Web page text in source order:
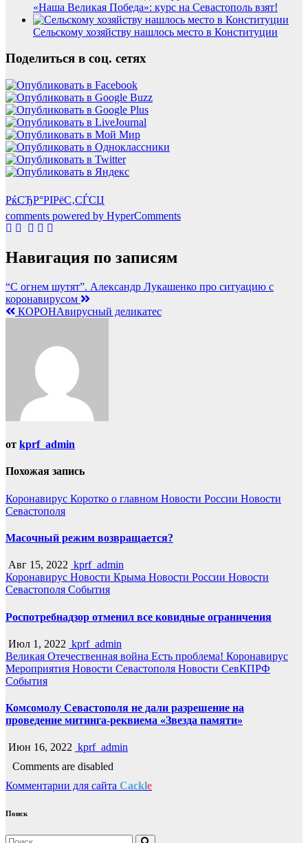
«Наша Великая Победа»: курс на Севастополь взят!
Сельскому хозяйству нашлось место в Конституции
Поделиться в соц. сетях
РќСЂР°РІРёС‚СЃСЏ
comments powered by HyperComments
Навигация по записям
“С огнем шутят”. Александр Лукашенко про ситуацию с
коронавирусом
КОРОНАвирусный деликатес
от kprf_admin
Похожая запись
Коронавирус Коротко о главном Новости России Новости
Севастополя
Масочный режим возвращается?
Авг 15, 2022 kprf_admin
Коронавирус Новости Крыма Новости России Новости
Севастополя События
Роспотребнадзор отменил все ковидные ограничения
Июл 1, 2022 kprf_admin
Великая Отечественная война Есть проблема! Коронавирус
Мероприятия Новости Севастополя Новости СевКПРФ
События
Комсомолу Севастополя не дали разрешение на
проведение митинга-реквиема «Звезда памяти»
Июн 16, 2022 kprf_admin
Comments are disabled
Комментарии для сайта Cackle
Поиск